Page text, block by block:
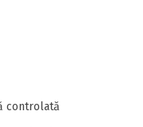
controlată